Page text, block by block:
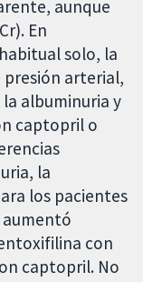
aunque
En
solo, la
presión arterial,
albuminuria y
captopril o
la
los pacientes
aumentó
con
captopril. No